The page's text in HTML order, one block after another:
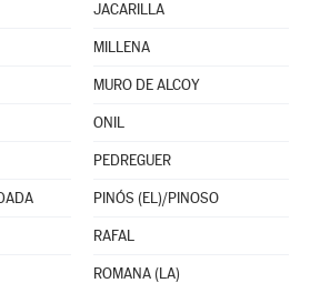
JACARILLA
MILLENA
MURO DE ALCOY
ONIL
PEDREGUER
PINÓS (EL)/PINOSO
RAFAL
ROMANA (LA)